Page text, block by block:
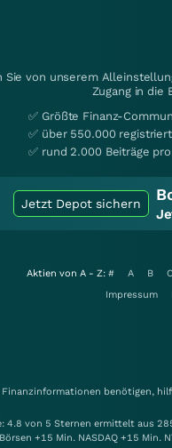
Sie von unserem
Zugang in die
✅ Größte Finanz-
✅ über 550.000
✅ rund 2.000 Beiträge pro
Jetzt Depot sichern
Aktien von A - Z: # A B C
Impressum
benötigen,
4.8 von 5 Sternen ermittelt aus
+15 Min. NASDAQ +15 Min.